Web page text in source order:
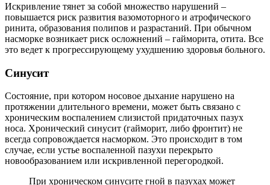
Искривление тянет за собой множество нарушений –
повышается риск развития вазомоторного и атрофического
ринита, образования полипов и разрастаний. При обычном
насморке возникает риск осложнений – гайморита, отита. Все
это ведет к прогрессирующему ухудшению здоровья больного.
Синусит
Состояние, при котором носовое дыхание нарушено на
протяжении длительного времени, может быть связано с
хроническим воспалением слизистой придаточных пазух
носа. Хронический синусит (гайморит, либо фронтит) не
всегда сопровождается насморком. Это происходит в том
случае, если устье воспаленной пазухи перекрыто
новообразованием или искривленной перегородкой.
При хроническом синусите гной в пазухах может